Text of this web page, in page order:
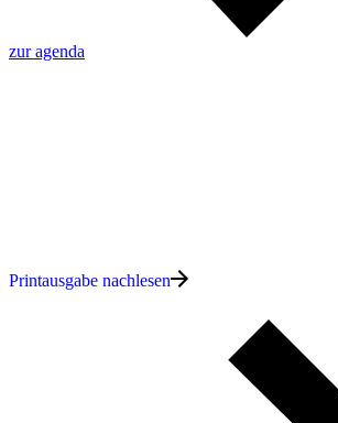
zur agenda
Printausgabe nachlesen